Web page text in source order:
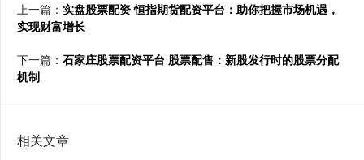
上一篇： 实盘股票配资 恒指期货配资平台：助你把握市场机遇，
实现财富增长
下一篇： 石家庄股票配资平台 股票配售：新股发行时的股票分配
机制
相关文章